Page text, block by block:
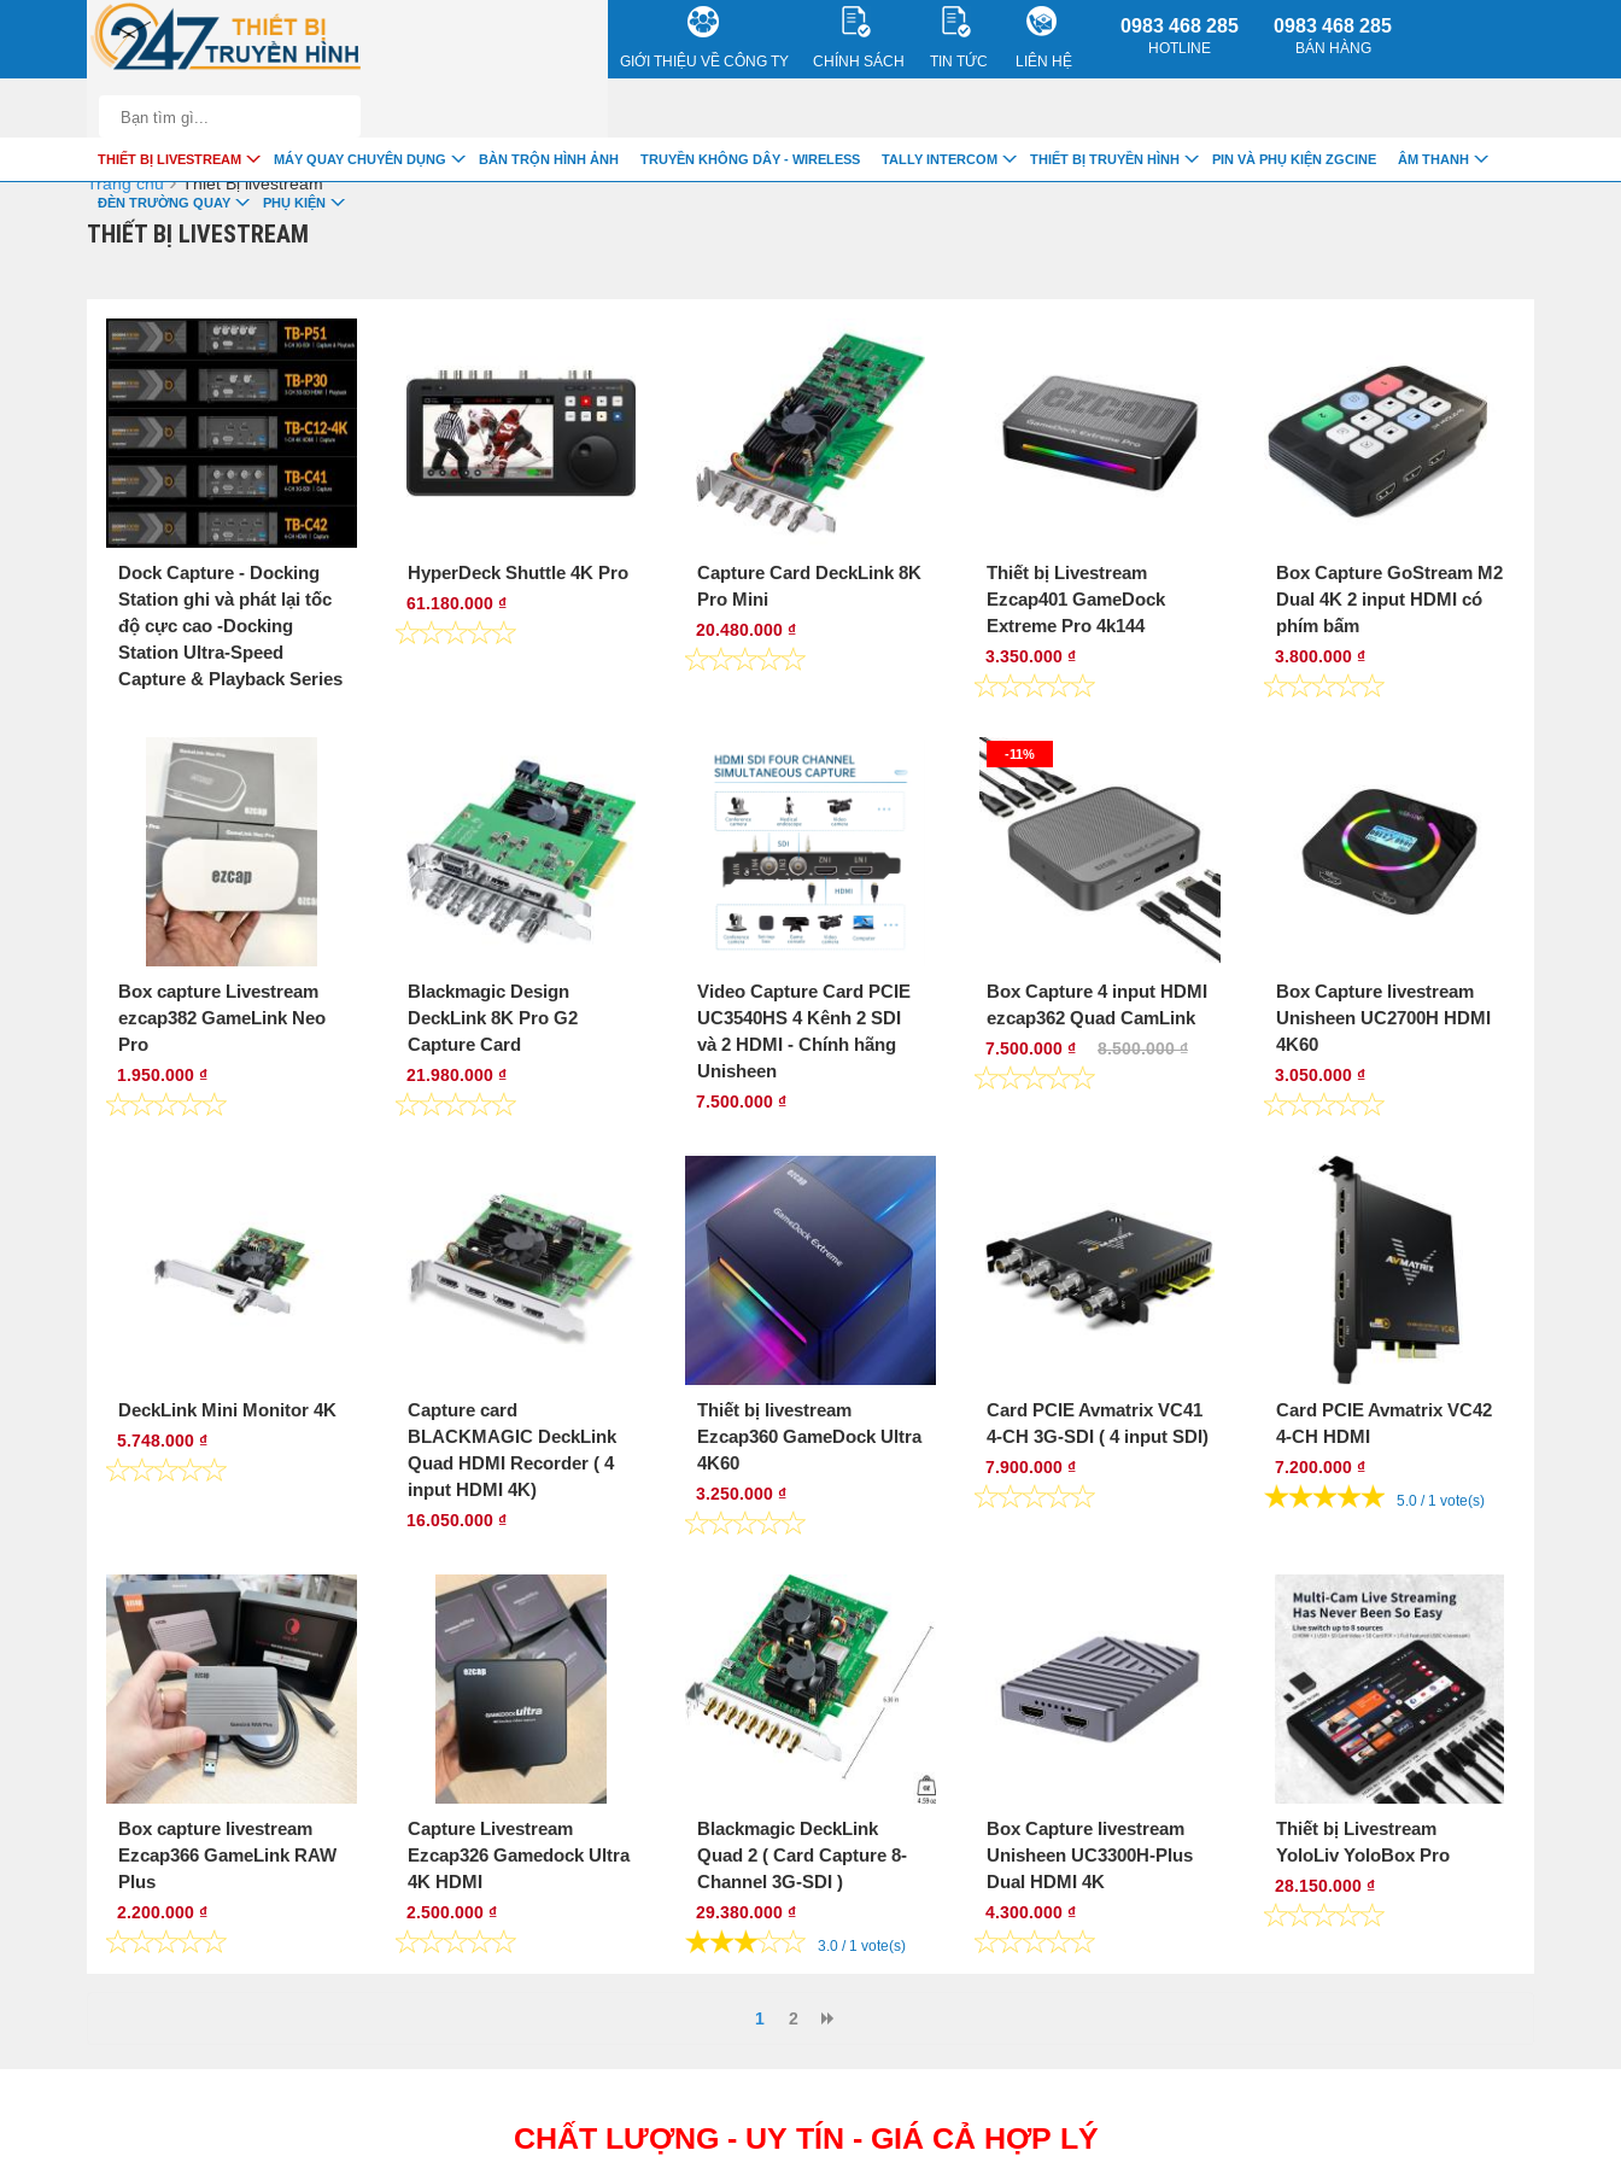
Trang chủ › Thiết Bị livestream
THIẾT BỊ LIVESTREAM
Dock Capture - Docking
Station ghi và phát lại tốc
độ cực cao -Docking
Station Ultra-Speed
Capture & Playback Series
HyperDeck Shuttle 4K Pro
61.180.000 ₫
Capture Card DeckLink 8K
Pro Mini
20.480.000 ₫
Thiết bị Livestream
Ezcap401 GameDock
Extreme Pro 4k144
3.350.000 ₫
Box Capture GoStream M2
Dual 4K 2 input HDMI có
phím bấm
3.800.000 ₫
Box capture Livestream
ezcap382 GameLink Neo
Pro
1.950.000 ₫
Blackmagic Design
DeckLink 8K Pro G2
Capture Card
21.980.000 ₫
Video Capture Card PCIE
UC3540HS 4 Kênh 2 SDI
và 2 HDMI - Chính hãng
Unisheen
7.500.000 ₫
-11%
Box Capture 4 input HDMI
ezcap362 Quad CamLink
7.500.000 ₫ 8.500.000 ₫
Box Capture livestream
Unisheen UC2700H HDMI
4K60
3.050.000 ₫
DeckLink Mini Monitor 4K
5.748.000 ₫
Capture card
BLACKMAGIC DeckLink
Quad HDMI Recorder ( 4
input HDMI 4K)
16.050.000 ₫
Thiết bị livestream
Ezcap360 GameDock Ultra
4K60
3.250.000 ₫
Card PCIE Avmatrix VC41
4-CH 3G-SDI ( 4 input SDI)
7.900.000 ₫
Card PCIE Avmatrix VC42
4-CH HDMI
7.200.000 ₫
5.0 / 1 vote(s)
Box capture livestream
Ezcap366 GameLink RAW
Plus
2.200.000 ₫
Capture Livestream
Ezcap326 Gamedock Ultra
4K HDMI
2.500.000 ₫
Blackmagic DeckLink
Quad 2 ( Card Capture 8-
Channel 3G-SDI )
29.380.000 ₫
3.0 / 1 vote(s)
Box Capture livestream
Unisheen UC3300H-Plus
Dual HDMI 4K
4.300.000 ₫
Thiết bị Livestream
YoloLiv YoloBox Pro
28.150.000 ₫
1 2
GIỚI THIỆU VỀ CÔNG TY CHÍNH SÁCH TIN TỨC LIÊN HỆ
0983 468 285
HOTLINE
0983 468 285
BÁN HÀNG
THIẾT BỊ LIVESTREAM MÁY QUAY CHUYÊN DỤNG BÀN TRỘN HÌNH ẢNH TRUYỀN KHÔNG DÂY - WIRELESS TALLY INTERCOM THIẾT BỊ TRUYỀN HÌNH PIN VÀ PHỤ KIỆN ZGCINE ÂM THANH
ĐÈN TRƯỜNG QUAY PHỤ KIỆN
CHẤT LƯỢNG - UY TÍN - GIÁ CẢ HỢP LÝ